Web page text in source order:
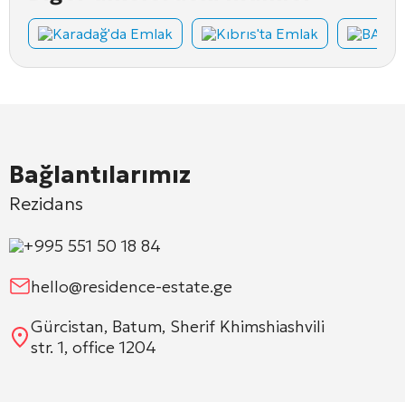
Karadağ'da Emlak Kıbrıs'ta Emlak
Bağlantılarımız
Rezidans
+995 551 50 18 84
hello@residence-estate.ge
Gürcistan, Batum, Sherif Khimshiashvili
str. 1, office 1204